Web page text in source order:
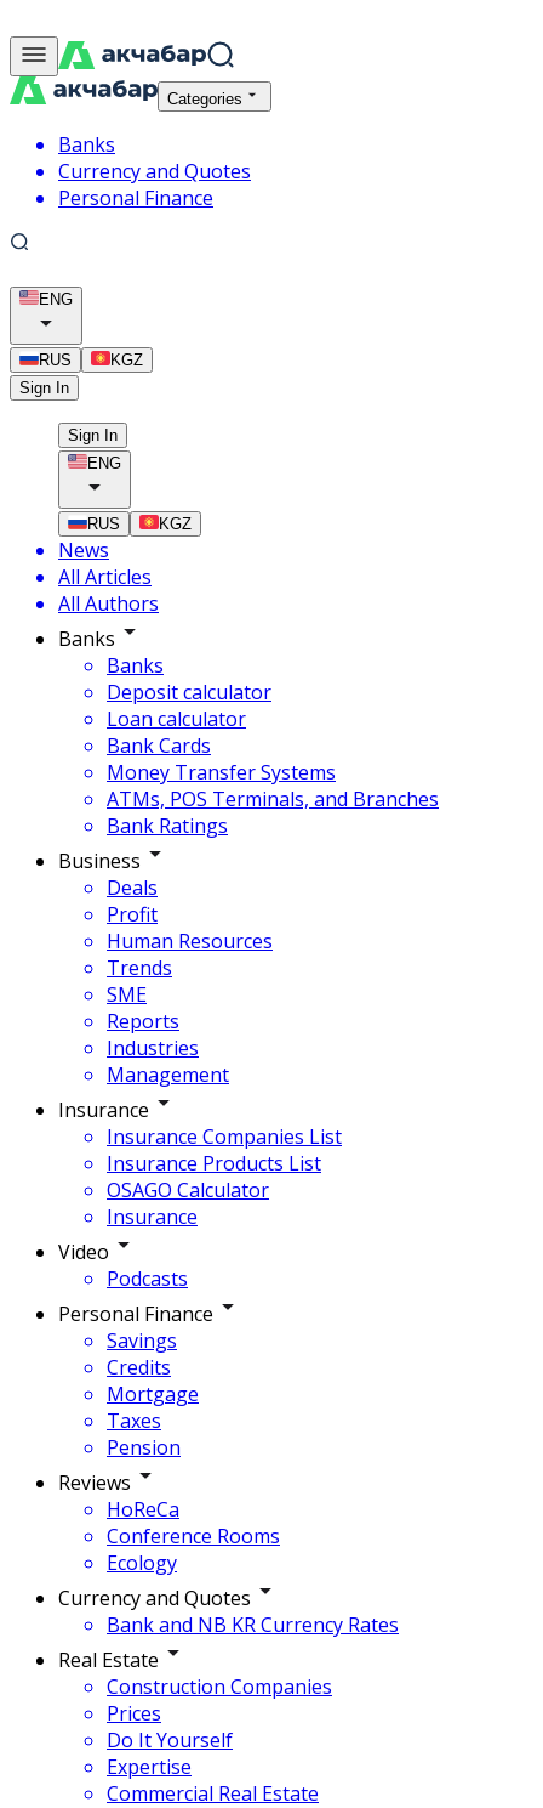
Categories
Banks
Currency and Quotes
Personal Finance
ENG
RUS
KGZ
Sign In
Sign In
ENG
RUS KGZ
News
All Articles
All Authors
Banks
Banks
Deposit calculator
Loan calculator
Bank Cards
Money Transfer Systems
ATMs, POS Terminals, and Branches
Bank Ratings
Business
Deals
Profit
Human Resources
Trends
SME
Reports
Industries
Management
Insurance
Insurance Companies List
Insurance Products List
OSAGO Calculator
Insurance
Video
Podcasts
Personal Finance
Savings
Credits
Mortgage
Taxes
Pension
Reviews
HoReCa
Conference Rooms
Ecology
Currency and Quotes
Bank and NB KR Currency Rates
Real Estate
Construction Companies
Prices
Do It Yourself
Expertise
Commercial Real Estate